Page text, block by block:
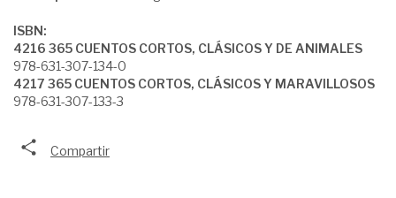
ISBN:
4216 365 CUENTOS CORTOS, CLÁSICOS Y DE ANIMALES
978-631-307-134-0
4217 365 CUENTOS CORTOS, CLÁSICOS Y MARAVILLOSOS
978-631-307-133-3
Compartir